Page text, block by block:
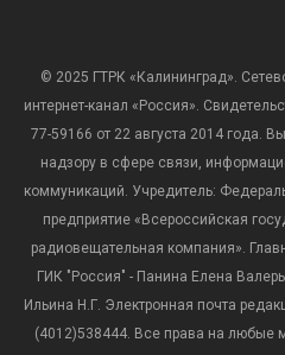
© 2025 ГТРК «Калининград».
интернет-канал «Россия».
77-59166 от 22 августа 2014 года.
надзору в сфере связи,
коммуникаций. Учредитель:
предприятие «Всероссийская
радиовещательная компания».
ГИК "Россия" - Панина Елена
Ильина Н.Г. Электронная почта
(4012)538444. Все права на любые